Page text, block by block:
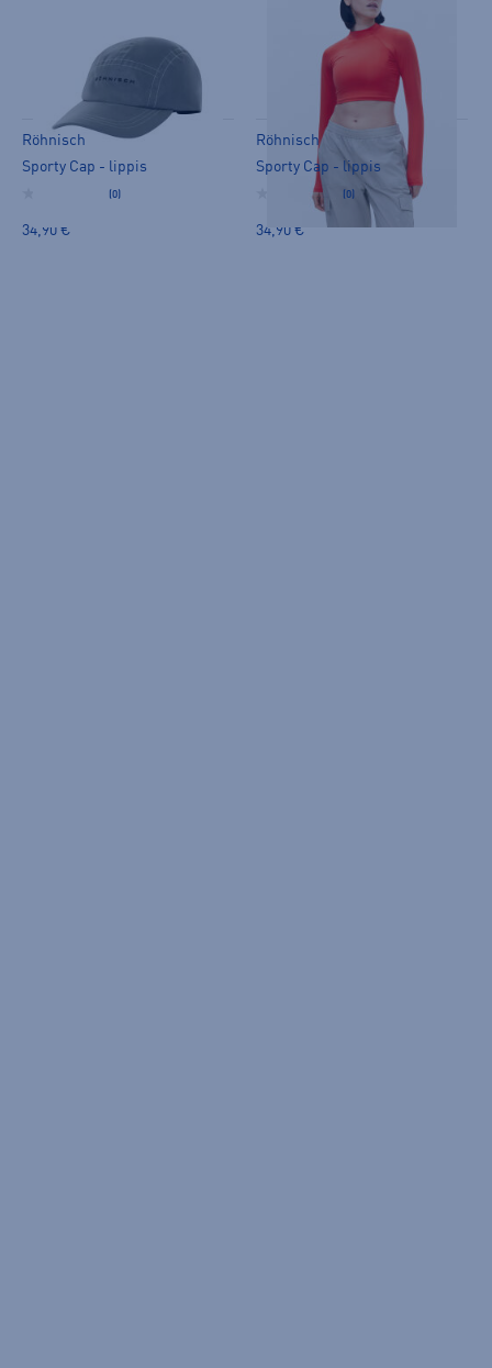
Röhnisch
Sporty Cap - lippis
(0)
34,90 €
Röhnisch
Sporty Cap - lippis
(0)
34,90 €